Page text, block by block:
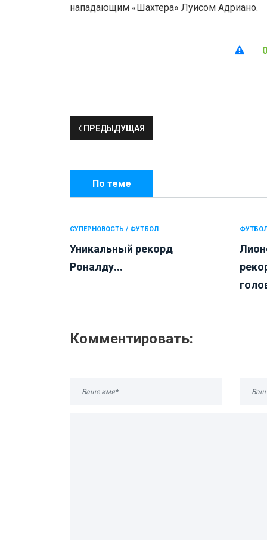
нападающим «Шахтера» Луисом Адриано.
0
ПРЕДЫДУЩАЯ
По теме
СУПЕРНОВОСТЬ / ФУТБОЛ
Уникальный рекорд
Роналду...
ФУТБОЛ
Комментировать: